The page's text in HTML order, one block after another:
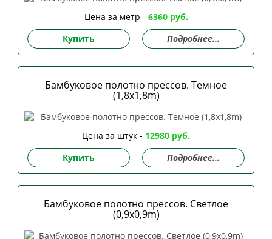
Цена за метр - 6360 руб.
Купить
Подробнее...
Бамбуковое полотно прессов. Темное
(1,8x1,8m)
Цена за штук - 12980 руб.
Купить
Подробнее...
Бамбуковое полотно прессов. Светлое
(0,9x0,9m)